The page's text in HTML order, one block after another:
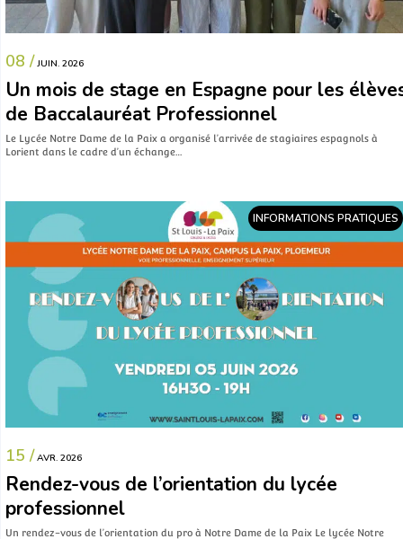
08 / JUIN. 2026
Un mois de stage en Espagne pour les
de Baccalauréat Professionnel
Le Lycée Notre Dame de la Paix a organisé l’arrivée de stagiaires espagnols à
Lorient dans le cadre d’un échange…
INFORMATIONS PRATIQUES
15 / AVR. 2026
Rendez-vous de l’orientation du lycée
professionnel
Un rendez-vous de l’orientation du pro à Notre Dame de la Paix Le lycée Notre